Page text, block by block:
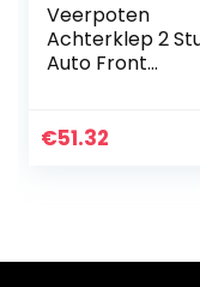
Veerpoten
Achterklep 2
Auto Front
Hydraulische
€51.32